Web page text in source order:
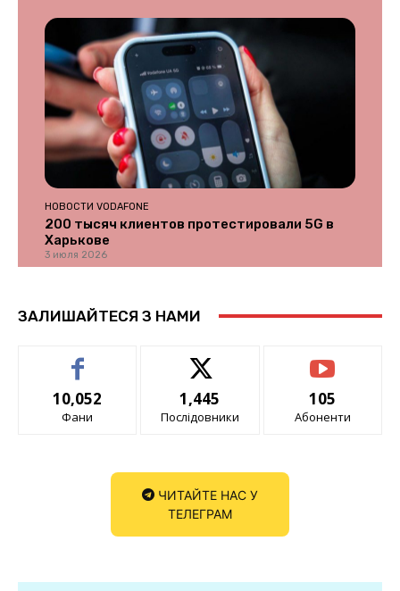
НОВОСТИ VODAFONE
200 тысяч клиентов протестировали 5G в
Харькове
3 июля 2026
ЗАЛИШАЙТЕСЯ З НАМИ
10,052
Фани
1,445
Послідовники
105
Абоненти
ЧИТАЙТЕ НАС У
ТЕЛЕГРАМ